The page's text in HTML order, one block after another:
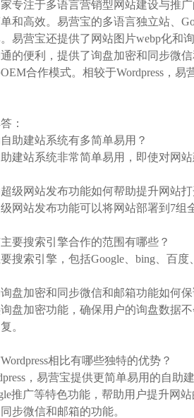
专注于多语言营销型网站建设与推
和高效。易营宝的多语言独立站、
易营宝还提供了网站图片webp化和
的便利，提供了询盘加密和同步微
合作模式。相较于Wordpress，
：
助建站系统有多简单易用？
建站系统非常简单易用，即使对网
级网站发布功能如何帮助提升网站打
网站发布功能可以将网站部署到7组
要搜索引擎合作的范围有哪些？
搜索引擎，包括Google、bing、百度
盘加密和同步微信和邮箱功能如何
盘加密功能，确保用户的询盘数据
。
相比有哪些独特的优势？
，易营宝提供更简单易用的自助
推广等特色功能，帮助用户提升网
步微信和邮箱的功能。